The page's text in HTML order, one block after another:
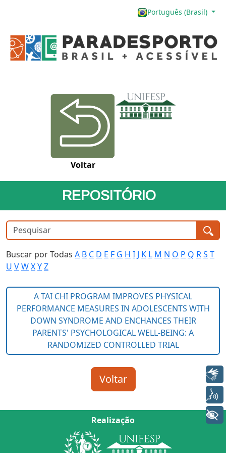
Português (Brasil)
Voltar
REPOSITÓRIO
Buscar por Todas A B C D E F G H I J K L M N O P Q RS T
U VWXYZ
Realização